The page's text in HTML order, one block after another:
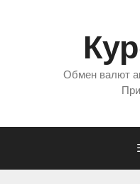
Обмен валют